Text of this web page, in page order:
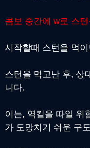
콤보 중간에 w로 스
시작할때 스턴을 먹
스턴을 먹고난 후, 상
니다.
이는, 역킬을 따일 위
가 도망치기 쉬운 구